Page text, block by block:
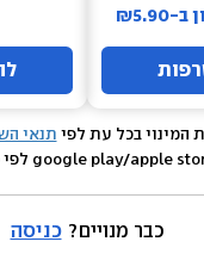
המינוי בכל עת לפי תנאי
כבר מנויים? כניסה